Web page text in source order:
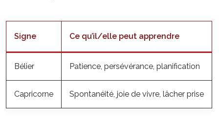
Signe Ce qu’il/elle peut apprendre
Bélier Patience, persévérance, planification
Capricorne Spontanéité, joie de vivre, lâcher prise